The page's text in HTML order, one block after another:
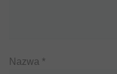
Nazwa *